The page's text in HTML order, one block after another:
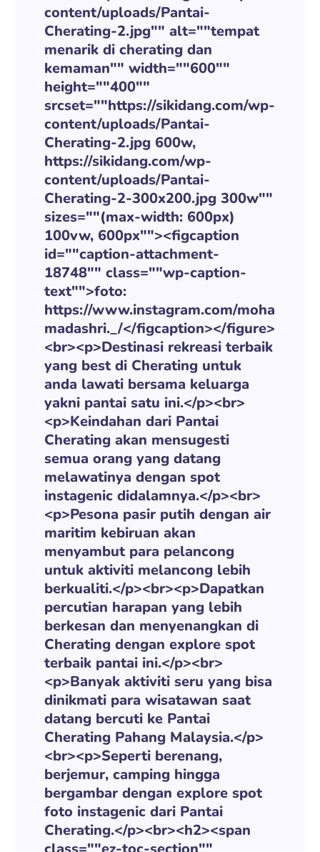
content/uploads/Pantai-
Cherating-2.jpg"" alt=""tempat
menarik di cherating dan
kemaman"" width=""600""
height=""400""
srcset=""https://sikidang.com/wp-
content/uploads/Pantai-
Cherating-2.jpg 600w,
https://sikidang.com/wp-
content/uploads/Pantai-
Cherating-2-300x200.jpg 300w""
sizes=""(max-width: 600px)
100vw, 600px""><figcaption
id=""caption-attachment-
18748"" class=""wp-caption-
text"">foto:
https://www.instagram.com/moha
madashri._/</figcaption></figure>
<br><p>Destinasi rekreasi terbaik
yang best di Cherating untuk
anda lawati bersama keluarga
yakni pantai satu ini.</p><br>
<p>Keindahan dari Pantai
Cherating akan mensugesti
semua orang yang datang
melawatinya dengan spot
instagenic didalamnya.</p><br>
<p>Pesona pasir putih dengan air
maritim kebiruan akan
menyambut para pelancong
untuk aktiviti melancong lebih
berkualiti.</p><br><p>Dapatkan
percutian harapan yang lebih
berkesan dan menyenangkan di
Cherating dengan explore spot
terbaik pantai ini.</p><br>
<p>Banyak aktiviti seru yang bisa
dinikmati para wisatawan saat
datang bercuti ke Pantai
Cherating Pahang Malaysia.</p>
<br><p>Seperti berenang,
berjemur, camping hingga
bergambar dengan explore spot
foto instagenic dari Pantai
Cherating.</p><br><h2><span